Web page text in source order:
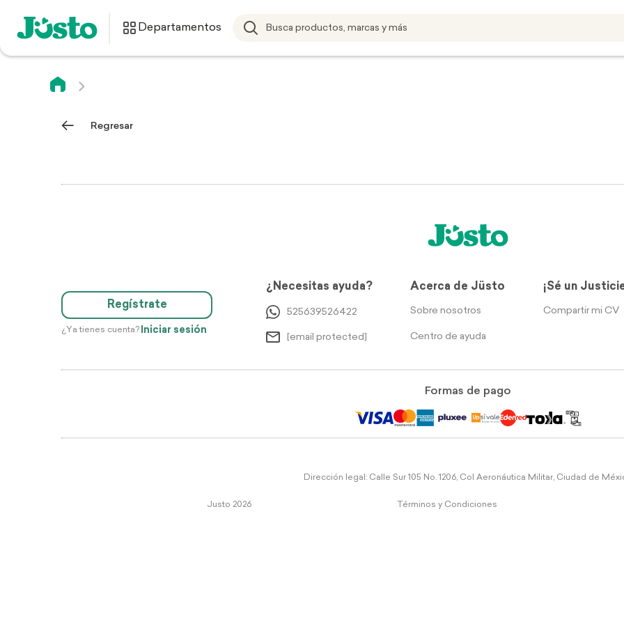
Departamentos
Regresar
Regístrate
¿Ya tienes cuenta? Iniciar sesión
¿Necesitas ayuda?
525639526422
[email protected]
Acerca de Jüsto
Sobre nosotros
Centro de ayuda
¡Sé un
Compartir mi CV
Formas de pago
Dirección legal: Calle Sur 105 No. 1206, Col Aeronáutica Militar, Ciudad de
Justo 2026 Términos y Condiciones